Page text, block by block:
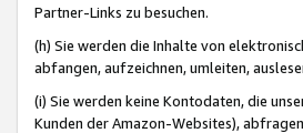
Partner-Links zu besuchen.
(h) Sie werden die Inhalte von
abfangen, aufzeichnen, umleiten,
(i) Sie werden keine Kontodaten, die
Kunden der Amazon-Websites),